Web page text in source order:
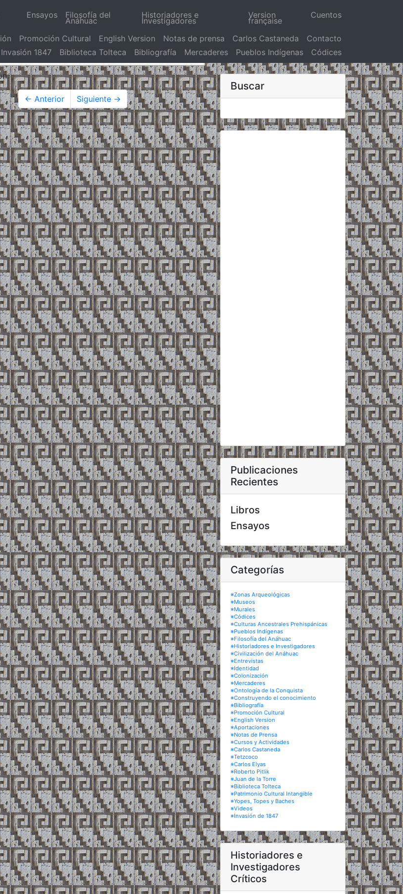
Ensayos Filosofía del
Anáhuac
Historiadores e
Investigadores
Version
française
Cuentos
Promoción Cultural English Version Notas de prensa Carlos Castaneda
Contacto
Invasión 1847
Biblioteca Tolteca Bibliografía Mercaderes Pueblos Indígenas Códices
← Anterior Siguiente →
Buscar
Publicaciones
Recientes
Libros
Ensayos
Categorías
※Zonas Arqueológicas
※Museos
※Murales
※Códices
※Culturas Ancestrales Prehispánicas
※Pueblos Indígenas
※Filosofía del Anáhuac
※Historiadores e Investigadores
※Civilización del Anáhuac
※Entrevistas
※Identidad
※Colonización
※Mercaderes
※Ontología de la Conquista
※Construyendo el conocimiento
※Bibliografía
※Promoción Cultural
※English Version
※Aportaciones
※Notas de Prensa
※Cursos y Actividades
※Carlos Castaneda
※Tetzcoco
※Carlos Elyas
※Roberto Pitlik
※Juan de la Torre
※Biblioteca Tolteca
※Patrimonio Cultural Intangible
※Yopes, Topes y Baches
※Videos
※Invasión de 1847
Historiadores e
Investigadores
Críticos